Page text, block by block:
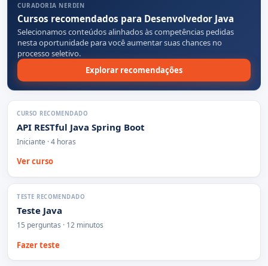
CURADORIA NERDIN
Cursos recomendados para Desenvolvedor Java
Selecionamos conteúdos alinhados às competências pedidas
nesta oportunidade para você aumentar suas chances no
processo seletivo.
Explorar recomendações
CURSO RECOMENDADO
API RESTful Java Spring Boot
Iniciante · 4 horas
Ver curso
TESTE RECOMENDADO
Teste Java
15 perguntas · 12 minutos
Fazer teste